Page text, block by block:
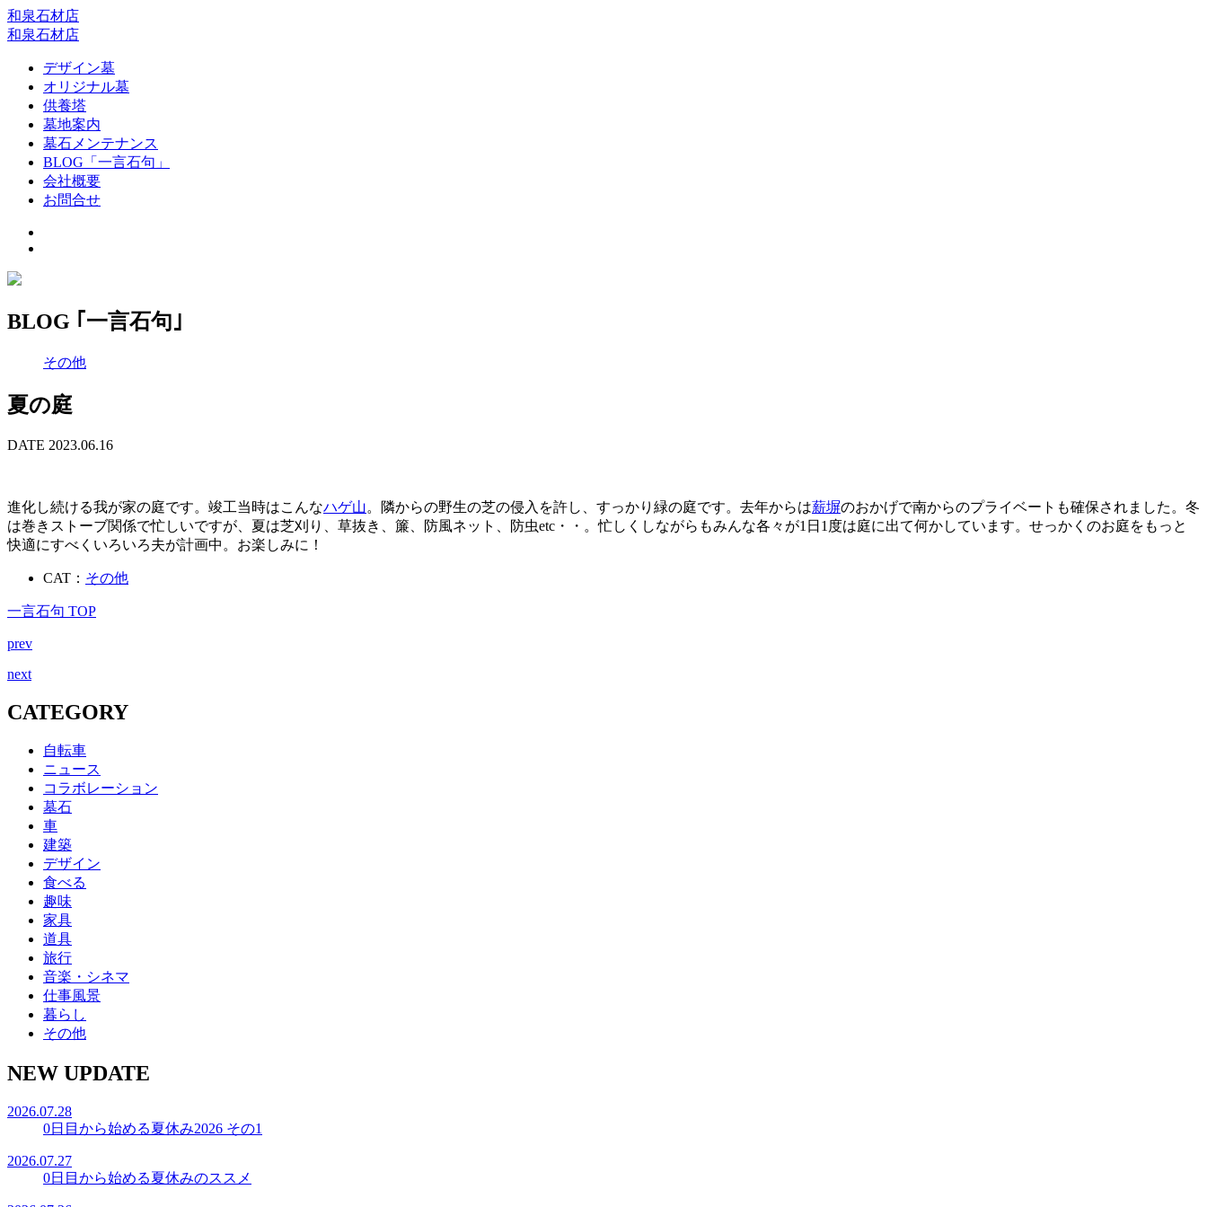
和泉石材店
和泉石材店
デザイン墓
オリジナル墓
供養塔
墓地案内
墓石メンテナンス
BLOG「一言石句」
会社概要
お問合せ
BLOG ｢一言石句｣
その他
夏の庭
DATE 2023.06.16
進化し続ける我が家の庭です。竣工当時はこんなハゲ山。隣からの野生の芝の侵入を許し、すっかり緑の庭です。去年からは薪塀のおかげで南からのプライベートも確保されました。冬
は巻きストーブ関係で忙しいですが、夏は芝刈り、草抜き、簾、防風ネット、防虫etc・・。忙しくしながらもみんな各々が1日1度は庭に出て何かしています。せっかくのお庭をもっと
快適にすべくいろいろ夫が計画中。お楽しみに！
CAT： その他
一言石句 TOP
prev
next
CATEGORY
自転車
ニュース
コラボレーション
墓石
車
建築
デザイン
食べる
趣味
家具
道具
旅行
音楽・シネマ
仕事風景
暮らし
その他
NEW UPDATE
2026.07.28
0日目から始める夏休み2026 その1
2026.07.27
0日目から始める夏休みのススメ